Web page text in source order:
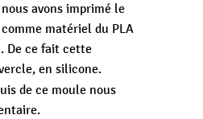
avons imprimé le
matériel du PLA
De ce fait cette
en silicone.
de ce moule nous